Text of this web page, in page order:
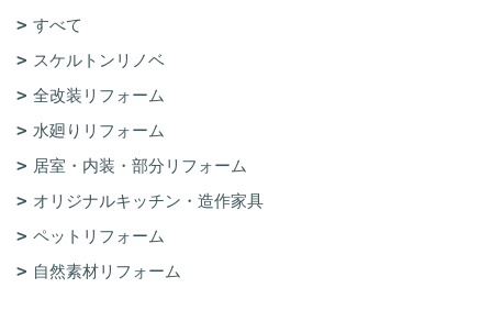
すべて
スケルトンリノベ
全改装リフォーム
水廻りリフォーム
居室・内装・部分リフォーム
オリジナルキッチン・造作家具
ペットリフォーム
自然素材リフォーム